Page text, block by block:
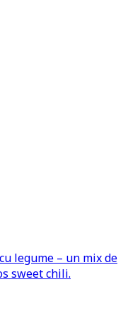
legume – un mix de
sweet chili.